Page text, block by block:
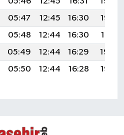
05:47 12:45 16:30
19:33
05:48 12:44 16:30
19:31
05:49 12:44 16:29
19:30
05:50 12:44 16:28 19:28